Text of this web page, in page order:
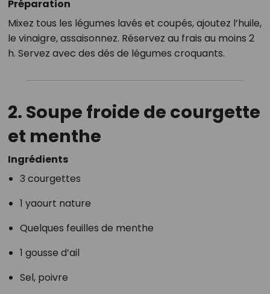
Préparation
Mixez tous les légumes lavés et coupés, ajoutez l’huile,
le vinaigre, assaisonnez. Réservez au frais au moins 2
h. Servez avec des dés de légumes croquants.
2. Soupe froide de courgette
et menthe
Ingrédients
3 courgettes
1 yaourt nature
Quelques feuilles de menthe
1 gousse d’ail
Sel, poivre